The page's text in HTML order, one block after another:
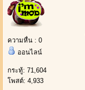
ความหื่น : 0
ออนไลน์
กระทู้: 71,604
โพสต์: 4,933